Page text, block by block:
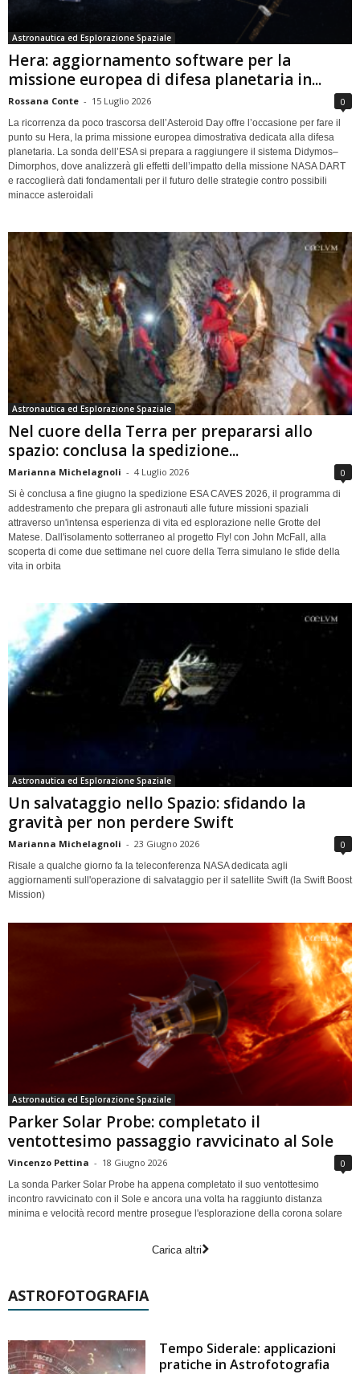
Astronautica ed Esplorazione Spaziale
Hera: aggiornamento software per la
missione europea di difesa planetaria in...
Rossana Conte - 15 Luglio 2026 0
La ricorrenza da poco trascorsa dell’Asteroid Day offre l’occasione per fare il
punto su Hera, la prima missione europea dimostrativa dedicata alla difesa
planetaria. La sonda dell’ESA si prepara a raggiungere il sistema Didymos–
Dimorphos, dove analizzerà gli effetti dell’impatto della missione NASA DART
e raccoglierà dati fondamentali per il futuro delle strategie contro possibili
minacce asteroidali
Astronautica ed Esplorazione Spaziale
Nel cuore della Terra per prepararsi allo
spazio: conclusa la spedizione...
Marianna Michelagnoli - 4 Luglio 2026 0
Si è conclusa a fine giugno la spedizione ESA CAVES 2026, il programma di
addestramento che prepara gli astronauti alle future missioni spaziali
attraverso un'intensa esperienza di vita ed esplorazione nelle Grotte del
Matese. Dall'isolamento sotterraneo al progetto Fly! con John McFall, alla
scoperta di come due settimane nel cuore della Terra simulano le sfide della
vita in orbita
Astronautica ed Esplorazione Spaziale
Un salvataggio nello Spazio: sfidando la
gravità per non perdere Swift
Marianna Michelagnoli - 23 Giugno 2026 0
Risale a qualche giorno fa la teleconferenza NASA dedicata agli
aggiornamenti sull'operazione di salvataggio per il satellite Swift (la Swift Boost
Mission)
Astronautica ed Esplorazione Spaziale
Parker Solar Probe: completato il
ventottesimo passaggio ravvicinato al Sole
Vincenzo Pettina - 18 Giugno 2026 0
La sonda Parker Solar Probe ha appena completato il suo ventottesimo
incontro ravvicinato con il Sole e ancora una volta ha raggiunto distanza
minima e velocità record mentre prosegue l'esplorazione della corona solare
Carica altri
ASTROFOTOGRAFIA
Tempo Siderale: applicazioni
pratiche in Astrofotografia